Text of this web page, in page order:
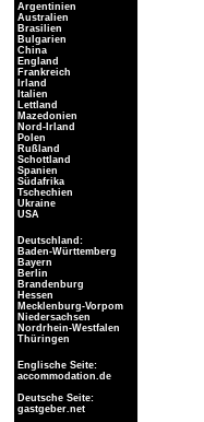
Argentinien
Australien
Brasilien
Bulgarien
China
England
Frankreich
Irland
Italien
Lettland
Mazedonien
Nord-Irland
Polen
Rußland
Schottland
Spanien
Südafrika
Tschechien
Ukraine
USA
Deutschland:
Baden-Württemberg
Bayern
Berlin
Brandenburg
Hessen
Mecklenburg-Vorpom
Niedersachsen
Nordrhein-Westfalen
Thüringen
Englische Seite:
accommodation.de
Deutsche Seite:
gastgeber.net